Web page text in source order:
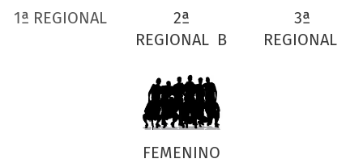
1ª REGIONAL
2ª
REGIONAL B
3ª
REGIONAL
FEMENINO